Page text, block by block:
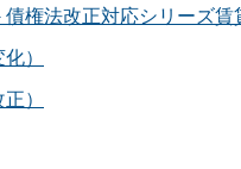
権法改正対応シリーズ賃
）
）